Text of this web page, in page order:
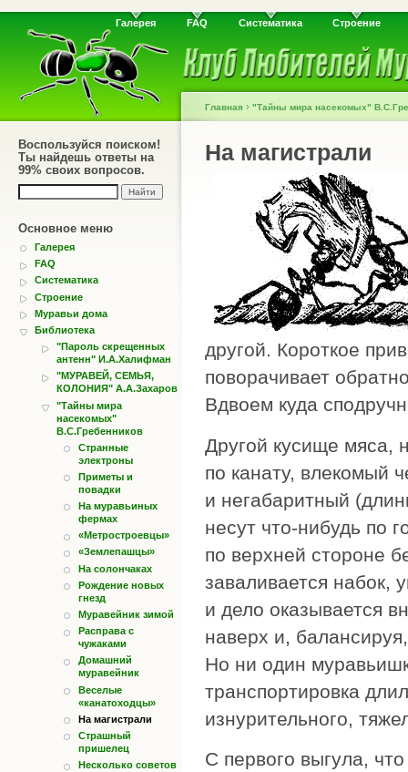
Галерея FAQ Систематика Строение
Воспользуйся поиском!
Ты найдешь ответы на
99% своих вопросов.
Основное меню
Галерея
FAQ
Систематика
Строение
Муравьи дома
Библиотека
"Пароль скрещенных
антенн" И.А.Халифман
"МУРАВЕЙ, СЕМЬЯ,
КОЛОНИЯ" А.А.Захаров
"Тайны мира
насекомых"
В.С.Гребенников
Странные
электроны
Приметы и
повадки
На муравьиных
фермах
«Метростроевцы»
«Землепашцы»
На солончаках
Рождение новых
гнезд
Муравейник зимой
Расправа с
чужаками
Домашний
муравейник
Веселые
«канатоходцы»
На магистрали
Страшный
пришелец
Несколько советов
Главная › "Тайны мира насекомых"
На магистрали
другой. Короткое
поворачивает
Вдвоем куда
Другой кусище мяса,
по канату, влекомый
и негабаритный
несут что-нибудь по
по верхней стороне
заваливается набок,
и дело оказывается
наверх и,
Но ни один
транспортировка
изнурительного,
С первого выгула,